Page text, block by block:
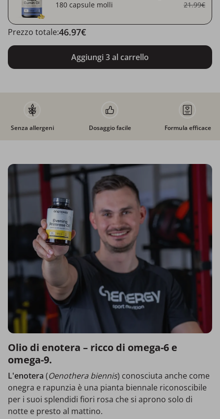
180 capsule molli 21.99€
Aggiungi 3 al carrello
Prezzo totale:46.97€
Senza allergeni Dosaggio facile Formula efficace
Olio di enotera – ricco di omega-6 e
omega-9.
L'enotera (Oenothera biennis) conosciuta anche come
onegra e rapunzia è una pianta biennale riconoscibile
per i suoi splendidi fiori rosa che si aprono solo di
notte e presto al mattino.